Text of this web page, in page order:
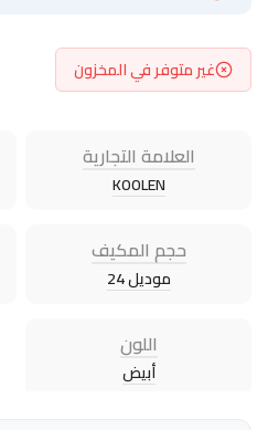
غير متوفر في المخزون
العلامة التجارية
KOOLEN
حجم المكيف
موديل 24
اللون
أبيض